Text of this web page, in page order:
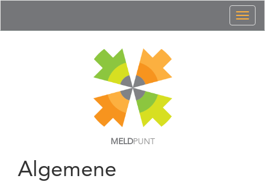
MELDPUNT
Algemene